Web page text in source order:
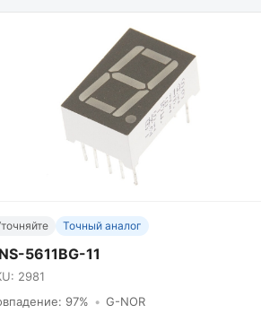
Точный аналог
5611BG-11
2981
97% • G-NOR